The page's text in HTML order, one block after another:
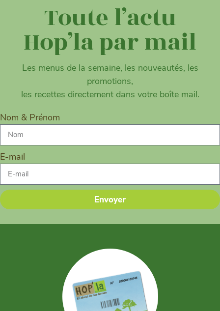
Toute l’actu
Hop’la par mail
Les menus de la semaine, les nouveautés, les
promotions,
les recettes directement dans votre boîte mail.
Nom & Prénom
E-mail
Envoyer